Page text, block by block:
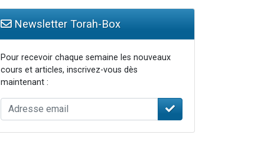
Newsletter Torah-Box
Pour recevoir chaque semaine les nouveaux
cours et articles, inscrivez-vous dès
maintenant :